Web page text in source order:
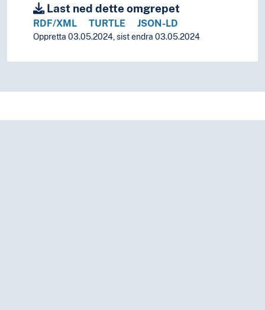
Last ned dette omgrepet
RDF/XML TURTLE JSON-LD
Oppretta 03.05.2024, sist endra 03.05.2024